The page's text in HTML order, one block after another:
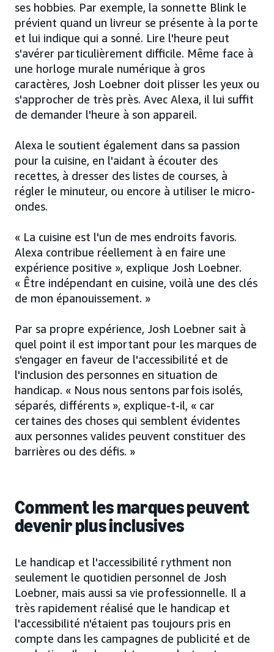
ses hobbies. Par exemple, la sonnette Blink le
prévient quand un livreur se présente à la porte
et lui indique qui a sonné. Lire l'heure peut
s'avérer particulièrement difficile. Même face à
une horloge murale numérique à gros
caractères, Josh Loebner doit plisser les yeux ou
s'approcher de très près. Avec Alexa, il lui suffit
de demander l'heure à son appareil.
Alexa le soutient également dans sa passion
pour la cuisine, en l'aidant à écouter des
recettes, à dresser des listes de courses, à
régler le minuteur, ou encore à utiliser le micro-
ondes.
« La cuisine est l'un de mes endroits favoris.
Alexa contribue réellement à en faire une
expérience positive », explique Josh Loebner.
« Être indépendant en cuisine, voilà une des clés
de mon épanouissement. »
Par sa propre expérience, Josh Loebner sait à
quel point il est important pour les marques de
s'engager en faveur de l'accessibilité et de
l'inclusion des personnes en situation de
handicap. « Nous nous sentons parfois isolés,
séparés, différents », explique-t-il, « car
certaines des choses qui semblent évidentes
aux personnes valides peuvent constituer des
barrières ou des défis. »
Comment les marques peuvent
devenir plus inclusives
Le handicap et l'accessibilité rythment non
seulement le quotidien personnel de Josh
Loebner, mais aussi sa vie professionnelle. Il a
très rapidement réalisé que le handicap et
l'accessibilité n'étaient pas toujours pris en
compte dans les campagnes de publicité et de